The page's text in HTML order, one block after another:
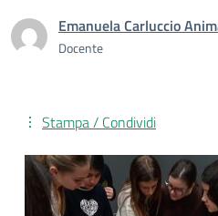
Emanuela Carluccio
Docente
Stampa / Condividi